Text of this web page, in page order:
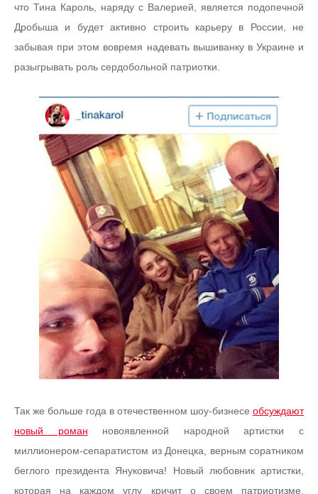
что Тина Кароль, наряду с Валерией, является подопечной
Дробыша и будет активно строить карьеру в России, не
забывая при этом вовремя надевать вышиванку в Украине и
разыгрывать роль сердобольной патриотки.
Так же больше года в отечественном шоу-бизнесе обсуждают
новый роман новоявленной народной артистки с
миллионером-сепаратистом из Донецка, верным соратником
беглого президента Януковича! Новый любовник артистки,
которая на каждом углу кричит о своем патриотизме,